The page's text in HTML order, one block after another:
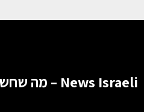
News Israeli – מה שחשוב לדעת עכשיו